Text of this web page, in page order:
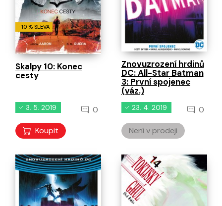
-10 % SLEVA
Skalpy 10: Konec
cesty
3. 5. 2019 0
Koupit
Znovuzrození hrdinů
DC: All-Star Batman
3: První spojenec
(váz.)
23. 4. 2019 0
Není v prodeji